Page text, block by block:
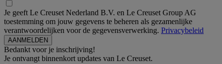
Je geeft Le Creuset Nederland B.V. en Le Creuset Group AG
toestemming om jouw gegevens te beheren als gezamenlijke
verantwoordelijken voor de gegevensverwerking. Privacybeleid
Bedankt voor je inschrijving!
Je ontvangt binnenkort updates van Le Creuset.